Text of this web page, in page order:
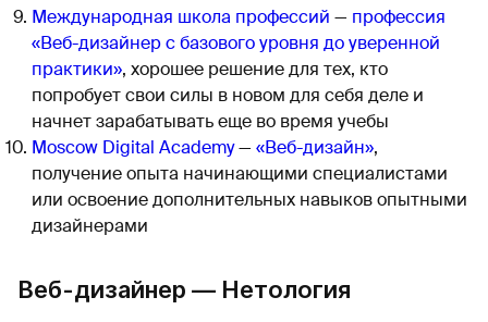
Международная школа профессий — профессия
«Веб-дизайнер с базового уровня до уверенной
практики», хорошее решение для тех, кто
попробует свои силы в новом для себя деле и
начнет зарабатывать еще во время учебы
Moscow Digital Academy— «Веб-дизайн»,
получение опыта начинающими специалистами
или освоение дополнительных навыков опытными
дизайнерами
Веб-дизайнер — Нетология